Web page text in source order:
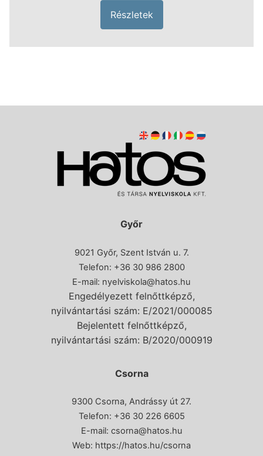
Részletek
Győr
9021 Győr, Szent István u. 7.
Telefon: +36 30 986 2800
E-mail: nyelviskola@hatos.hu
Engedélyezett felnőttképző,
nyilvántartási szám: E/2021/000085
Bejelentett felnőttképző,
nyilvántartási szám: B/2020/000919
Csorna
9300 Csorna, Andrássy út 27.
Telefon: +36 30 226 6605
E-mail: csorna@hatos.hu
Web: https://hatos.hu/csorna